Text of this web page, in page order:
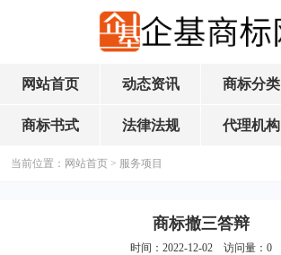
网站首页 动态资讯 商标分类
商标书式 法律法规 代理机构
当前位置： 网站首页 > 服务项目
商标撤三答辩
时间：2022-12-02 访问量： 0